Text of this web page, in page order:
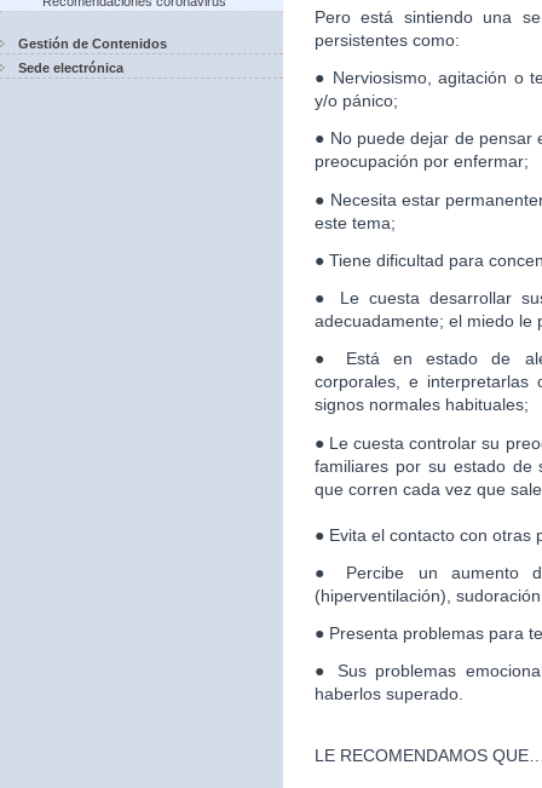
Gestión de Contenidos
Sede electrónica
Pero está sintiendo una
persistentes como:
● Nerviosismo, agitación o
y/o pánico;
● No puede dejar de pensar
preocupación por enfermar;
● Necesita estar
este tema;
● Tiene dificultad para
● Le cuesta desarrollar
adecuadamente; el miedo le
● Está en estado de
corporales, e interpretarlas
signos normales habituales;
● Le cuesta controlar su
familiares por su estado de
que corren cada vez que
● Evita el contacto con otras
● Percibe un aumento
(hiperventilación),
● Presenta problemas para
● Sus problemas
haberlos superado.
LE RECOMENDAMOS